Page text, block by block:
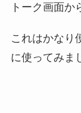
トーク画面か
これはかなり
に使ってみま